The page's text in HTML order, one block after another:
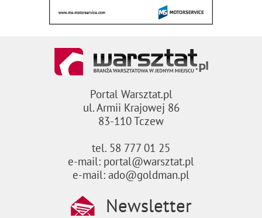
Portal Warsztat.pl
ul. Armii Krajowej 86
83-110 Tczew
tel. 58 777 01 25
e-mail: portal@warsztat.pl
e-mail: ado@goldman.pl
Newsletter